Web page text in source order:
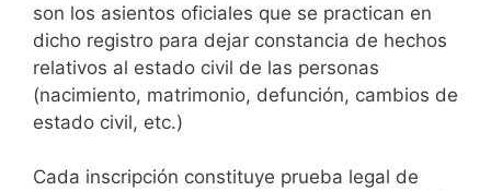
son los asientos oficiales que se practican en
dicho registro para dejar constancia de hechos
relativos al estado civil de las personas
(nacimiento, matrimonio, defunción, cambios de
estado civil, etc.)
Cada inscripción constituye prueba legal de